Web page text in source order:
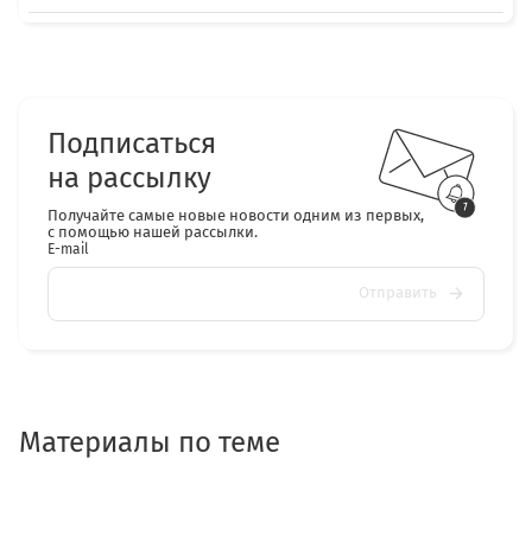
Подписаться
на рассылку
Получайте самые новые новости одним из первых,
с помощью нашей рассылки.
E-mail
Отправить
Материалы по теме